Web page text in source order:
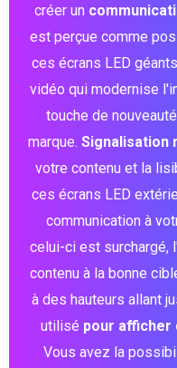
créer un
est perçue comme
ces écrans LED
vidéo qui modernise
touche de
marque. Signalisation
votre contenu et la
ces écrans LED
communication à
celui-ci est surchargé,
contenu à la bonne
à des hauteurs allant
utilisé pour afficher
Vous avez la